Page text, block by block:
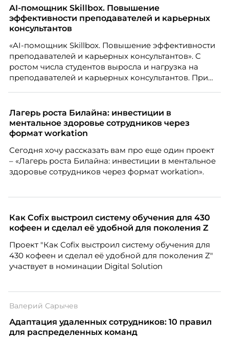
AI-помощник Skillbox. Повышение
эффективности преподавателей и карьерных
консультантов
«AI-помощник Skillbox. Повышение эффективности
преподавателей и карьерных консультантов». С
ростом числа студентов выросла и нагрузка на
преподавателей и карьерных консультантов. При
повысить эффективность сотрудников, ускорить
процессы, сохранить качество поддержки и
масштабироваться без роста команды. Так и
Skillbox.
Лагерь роста Билайна: инвестиции в
ментальное здоровье сотрудников через
формат workation
Сегодня хочу рассказать вам про еще один проект
– «Лагерь роста Билайна: инвестиции в ментальное
здоровье сотрудников через формат workation».
Как Cofix выстроил систему обучения для 430
кофеен и сделал её удобной для поколения Z
Проект "Как Cofix выстроил систему обучения для
430 кофеен и сделал её удобной для поколения Z"
участвует в номинации Digital Solution
Валерий Сарычев
Адаптация удаленных сотрудников: 10 правил
для распределенных команд